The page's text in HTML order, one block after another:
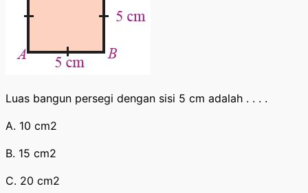
Luas bangun persegi dengan sisi 5 cm adalah . . . .
A. 10 cm2
B. 15 cm2
C. 20 cm2